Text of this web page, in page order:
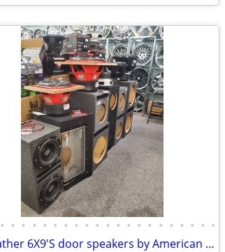
• • • • • • • • • • • • • • • • • • • • •
Godfather 6X9'S door speakers by American bass 600WTTS Max each